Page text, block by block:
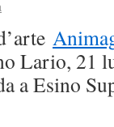
Lario, 21
a Esino